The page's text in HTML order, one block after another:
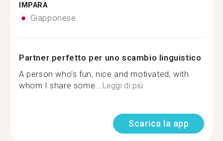
IMPARA
Giapponese
Partner perfetto per uno scambio linguistico
A person who's fun, nice and motivated, with
whom I share some...Leggi di più
Scarica la app